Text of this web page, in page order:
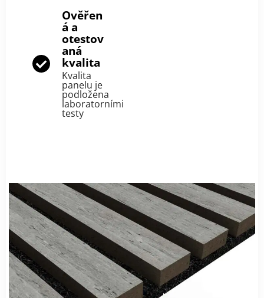
Ověřen
á a
otestov
aná
kvalita
Kvalita
panelu je
podložena
laboratorními
testy